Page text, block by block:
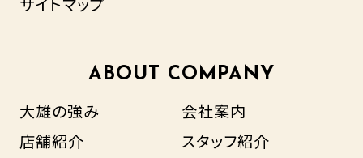
ABOUT COMPANY
大雄の強み
会社案内
店舗紹介
スタッフ紹介